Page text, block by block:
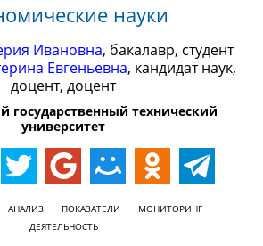
науки
Ивановна, бакалавр, студент
Евгеньевна, кандидат наук,
доцент, доцент
государственный технический
университет
АНАЛИЗ ПОКАЗАТЕЛИ
МОНИТОРИНГ
ДЕЯТЕЛЬНОСТЬ